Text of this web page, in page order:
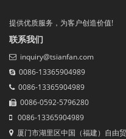
提供优质服务，为客户创造价值!
联系我们
inquiry@tsianfan.com
0086-13365904989
0086-13365904989
0086-0592-5796280
0086-13365904989
厦门市湖里区中国（福建）自由